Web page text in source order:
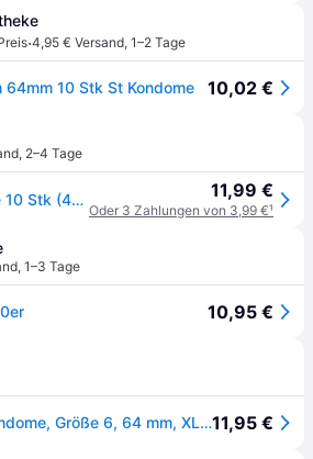
·4,95 € Versand, 1–2 Tage
64mm 10 Stk St Kondome 10,02 €
, 2–4 Tage
My.Size Pro Kondome 10 Stk (45-72 mm) - 2XL 11,99 €
Oder 3 Zahlungen von 3,99 €¹
, 1–3 Tage
10,95 €
MY.SIZE PRO Elite Kondome, Größe 6, 64 mm, XL,10Stück – Extra reines Vytex-Latex, leicht zu öffnen11,95 €